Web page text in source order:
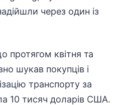
через один із
протягом квітня та
шукав покупців і
транспорту за
10 тисяч доларів США.